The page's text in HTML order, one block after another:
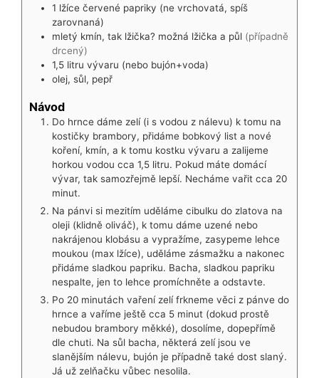
1 lžíce červené papriky (ne vrchovatá, spíš
zarovnaná)
mletý kmín, tak lžička? možná lžička a půl (případně
drcený)
1,5 litru vývaru (nebo bujón+voda)
olej, sůl, pepř
Návod
Do hrnce dáme zelí (i s vodou z nálevu) k tomu na
kostičky brambory, přidáme bobkový list a nové
koření, kmín, a k tomu kostku vývaru a zalijeme
horkou vodou cca 1,5 litru. Pokud máte domácí
vývar, tak samozřejmě lepší. Necháme vařit cca 20
minut.
Na pánvi si mezitím uděláme cibulku do zlatova na
oleji (klidně oliváč), k tomu dáme uzené nebo
nakrájenou klobásu a vypražíme, zasypeme lehce
moukou (max lžíce), uděláme zásmažku a nakonec
přidáme sladkou papriku. Bacha, sladkou papriku
nespalte, jen to lehce promíchněte a odstavte.
Po 20 minutách vaření zelí frkneme věci z pánve do
hrnce a vaříme ještě cca 5 minut (dokud prostě
nebudou brambory měkké), dosolíme, dopepřímě
dle chuti. Na sůl bacha, některá zelí jsou ve
slanějším nálevu, bujón je případně také dost slaný.
Já už zelňačku vůbec nesolila.